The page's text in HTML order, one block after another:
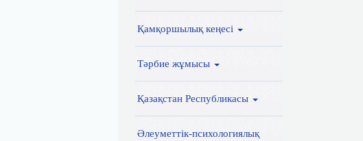
Қамқоршылық кеңесі
Тәрбие жұмысы
Қазақстан Республикасы
Әлеуметтік-психологиялық